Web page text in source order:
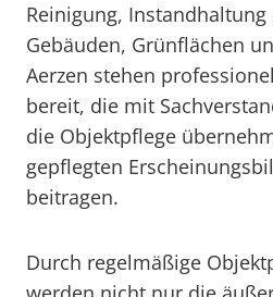
Reinigung,
Gebäuden, Grünflächen
Aerzen stehen
bereit, die mit
die Objektpflege
gepflegten
beitragen.
Durch regelmäßige